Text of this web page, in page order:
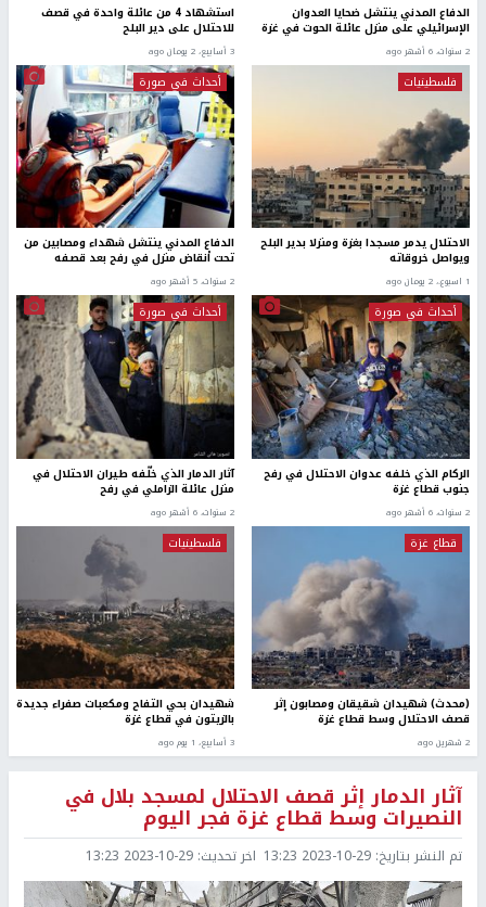
الدفاع المدني ينتشل ضحايا العدوان
الإسرائيلي على منزل عائلة الحوت في غزة
2 سنوات، 6 أشهر ago
استشهاد 4 من عائلة واحدة في قصف
للاحتلال على دير البلح
3 أسابيع، 2 يومان ago
فلسطينيات
الاحتلال يدمر مسجدا بغزة ومنزلا بدير البلح
ويواصل خروقاته
1 اسبوع.، 2 يومان ago
أحداث في صورة
الدفاع المدني ينتشل شهداء ومصابين من
تحت أنقاض منزل في رفح بعد قصفه
2 سنوات، 5 أشهر ago
أحداث في صورة
الركام الذي خلفه عدوان الاحتلال في رفح
جنوب قطاع غزة
2 سنوات، 6 أشهر ago
أحداث في صورة
آثار الدمار الذي خلّفه طيران الاحتلال في
منزل عائلة الزاملي في رفح
2 سنوات، 6 أشهر ago
قطاع غزة
(محدث) شهيدان شقيقان ومصابون إثر
قصف الاحتلال وسط قطاع غزة
2 شهرين ago
فلسطينيات
شهيدان بحي التفاح ومكعبات صفراء جديدة
بالزيتون في قطاع غزة
3 أسابيع، 1 يوم ago
آثار الدمار إثر قصف الاحتلال لمسجد بلال في
النصيرات وسط قطاع غزة فجر اليوم
تم النشر بتاريخ: 2023-10-29 13:23 اخر تحديث: 2023-10-29 13:23